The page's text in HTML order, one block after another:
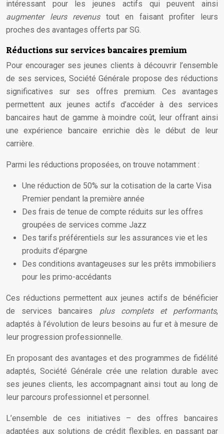
intéressant pour les jeunes actifs qui peuvent ainsi
augmenter leurs revenustout en faisant profiter leurs
proches des avantages offerts par SG.
Réductions sur services bancaires premium
Pour encourager ses jeunes clients à découvrir l’ensemble
de ses services, Société Générale propose des réductions
significatives sur ses offres premium. Ces avantages
permettent aux jeunes actifs d’accéder à des services
bancaires haut de gamme à moindre coût, leur offrant ainsi
une expérience bancaire enrichie dès le début de leur
carrière.
Parmi les réductions proposées, on trouve notamment :
Une réduction de 50% sur la cotisation de la carte Visa
Premier pendant la première année
Des frais de tenue de compte réduits sur les offres
groupées de services comme Jazz
Des tarifs préférentiels sur les assurances vie et les
produits d’épargne
Des conditions avantageuses sur les prêts immobiliers
pour les primo-accédants
Ces réductions permettent aux jeunes actifs de bénéficier
de services bancaires plus complets et performants,
adaptés à l’évolution de leurs besoins au fur et à mesure de
leur progression professionnelle.
En proposant des avantages et des programmes de fidélité
adaptés, Société Générale crée une relation durable avec
ses jeunes clients, les accompagnant ainsi tout au long de
leur parcours professionnel et personnel.
L’ensemble de ces initiatives – des offres bancaires
adaptées aux solutions de crédit flexibles, en passant par